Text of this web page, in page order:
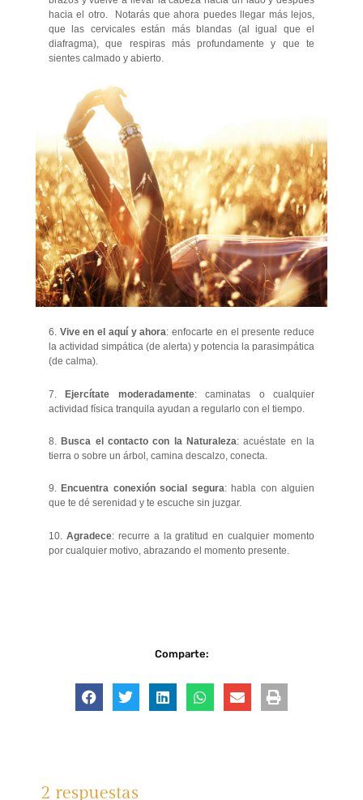
hacia el otro. Notarás que ahora puedes llegar más lejos,
que las cervicales están más blandas (al igual que el
diafragma), que respiras más profundamente y que te
sientes calmado y abierto.
6. Vive en el aquí y ahora: enfocarte en el presente reduce
la actividad simpática (de alerta) y potencia la parasimpática
(de calma).
7.Ejercítate moderadamente: caminatas o cualquier
actividad física tranquila ayudan a regularlo con el tiempo.
8. Busca el contacto con la Naturaleza: acuéstate en la
tierra o sobre un árbol, camina descalzo, conecta.
9. Encuentra conexión social segura: habla con alguien
que te dé serenidad y te escuche sin juzgar.
10. Agradece: recurre a la gratitud en cualquier momento
por cualquier motivo, abrazando el momento presente.
Comparte:
2 respuestas